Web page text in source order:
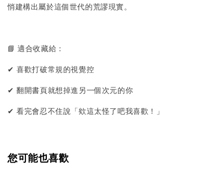
悄建構出屬於這個世代的荒謬現實。
📘 適合收藏給：
✔ 喜歡打破常規的視覺控
✔ 翻開書頁就想掉進另一個次元的你
✔ 看完會忍不住說「欸這太怪了吧我喜歡！」
您可能也喜歡